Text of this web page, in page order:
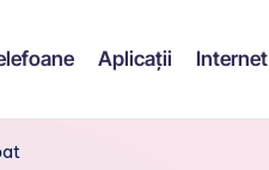
Aplicații Internet